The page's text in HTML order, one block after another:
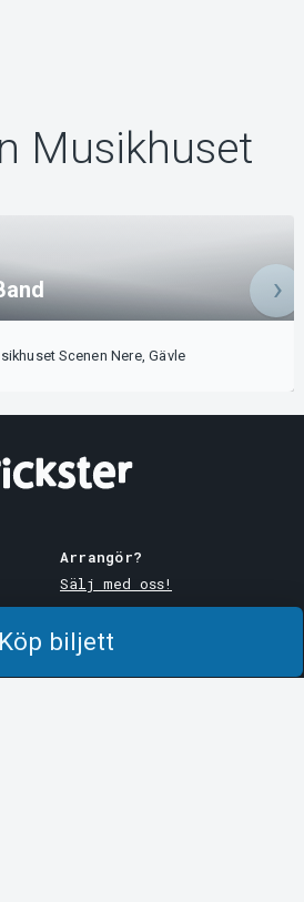
Köp biljett
Musikhuset
Scenen Nere, Gävle
Arrangör?
Sälj med oss!
System Support